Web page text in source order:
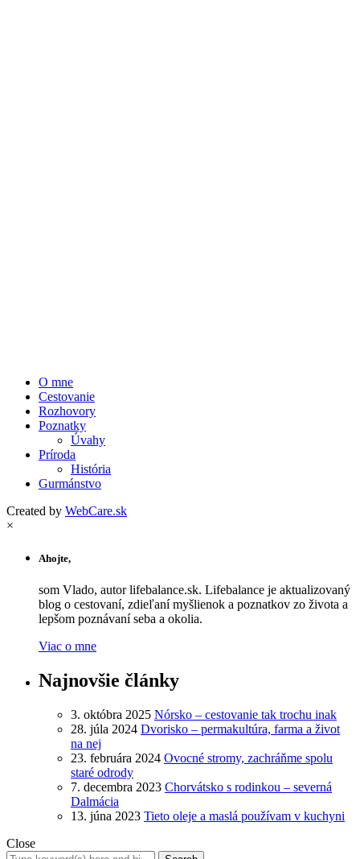
O mne
Cestovanie
Rozhovory
Poznatky
Úvahy
Príroda
História
Gurmánstvo
Created by WebCare.sk
×
Ahojte,
som Vlado, autor lifebalance.sk. Lifebalance je aktualizovaný
blog o cestovaní, zdieľaní myšlienok a poznatkov zo života a
lepšom poznávaní seba a okolia.
Viac o mne
Najnovšie články
3. októbra 2025 Nórsko – cestovanie tak trochu inak
28. júla 2024 Dvorisko – permakultúra, farma a život
na nej
23. februára 2024 Ovocné stromy, zachráňme spolu
staré odrody
7. decembra 2023 Chorvátsko s rodinkou – severná
Dalmácia
13. júna 2023 Tieto oleje a maslá používam v kuchyni
Close